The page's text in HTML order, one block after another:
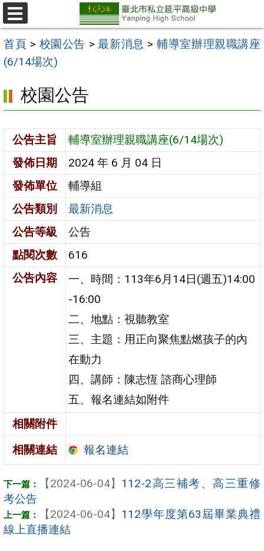
跳
至
主
要
區
選
單
首頁 > 校園公告 >最新消息 > 輔導室辦理親職講座
(6/14場次)
校園公告
公告主旨
輔導室辦理親職講座(6/14場次)
發佈日期
2024 年 6 月 04 日
發佈單位
輔導組
公告類別
最新消息
公告等級
公告
點閱次數
616
公告內容
一、時間：113年6月14日(週五)14:00
-16:00
二、地點：視聽教室
三、主題：用正向聚焦點燃孩子的內
在動力
四、講師：陳志恆 諮商心理師
五、報名連結如附件
相關附件
相關連結
報名連結
【2024-06-04】 112-2高三補考、高三重修
考公告
【2024-06-04】 112學年度第63屆畢業典禮
線上直播連結